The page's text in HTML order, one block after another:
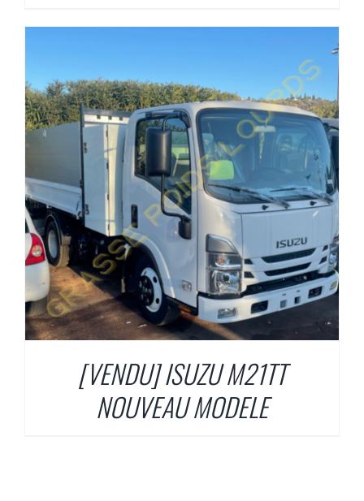
[VENDU] ISUZU M21TT
NOUVEAU MODELE